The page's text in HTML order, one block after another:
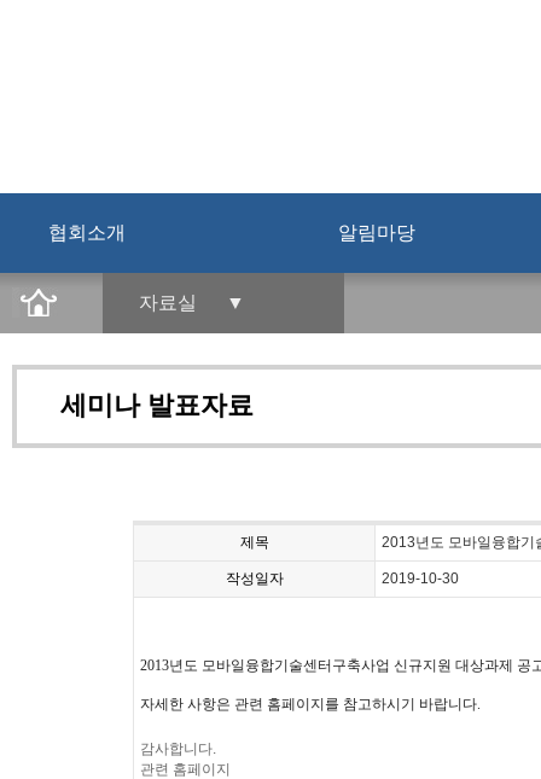
협회소개 알림마당
자료실 ▼
세미나 발표자료
제목 2013년도 모바일융합기
작성일자 2019-10-30
2013년도 모바일융합기술센터구축사업 신규지원 대상과제 공
자세한 사항은 관련 홈페이지를 참고하시기 바랍니다.
감사합니다.
관련 홈페이지